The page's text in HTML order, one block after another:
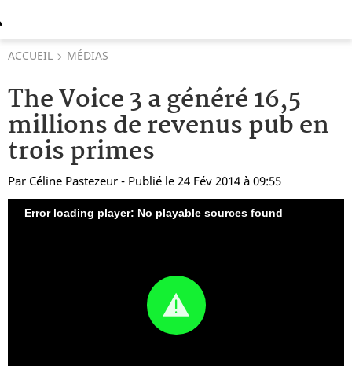
ACCUEIL MÉDIAS
The Voice 3 a généré 16,5
millions de revenus pub en
trois primes
Par Céline Pastezeur - Publié le 24 Fév 2014 à 09:55
Error loading player: No playable sources found